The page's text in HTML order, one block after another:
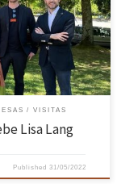
a empresária,
internacional Lisa
tecnologia com […]
VISITAS
Lisa Lang
Published 31/05/2022